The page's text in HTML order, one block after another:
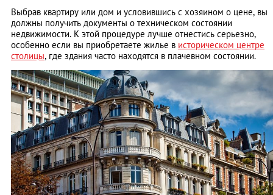
Выбрав квартиру или дом и условившись с хозяином о цене, вы
должны получить документы о техническом состоянии
недвижимости. К этой процедуре лучше отнестись серьезно,
особенно если вы приобретаете жилье в историческом центре
столицы, где здания часто находятся в плачевном состоянии.